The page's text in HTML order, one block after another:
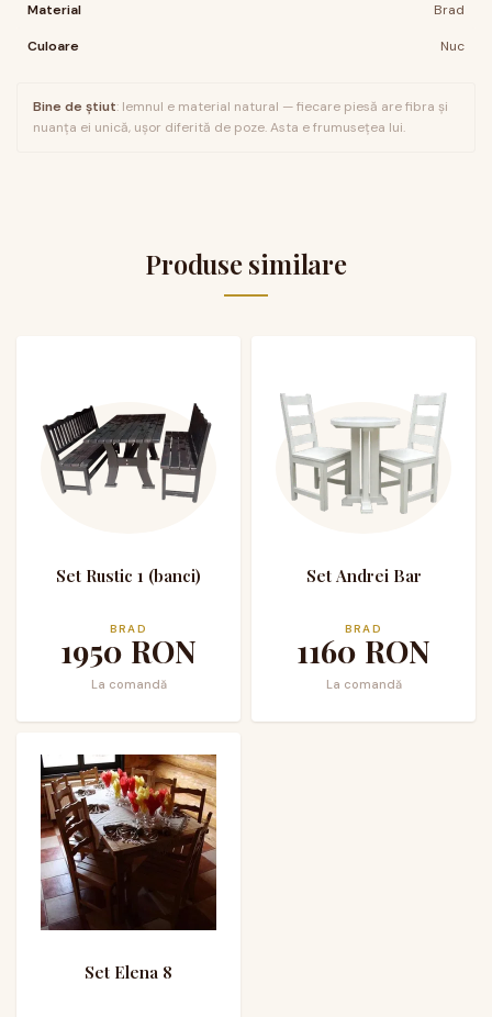
Material Brad
Culoare Nuc
Bine de știut: lemnul e material natural — fiecare piesă are fibra și
nuanța ei unică, ușor diferită de poze. Asta e frumusețea lui.
Produse similare
Set Rustic 1 (banci)
BRAD
1950 RON
La comandă
Set Andrei Bar
BRAD
1160 RON
La comandă
Set Elena 8